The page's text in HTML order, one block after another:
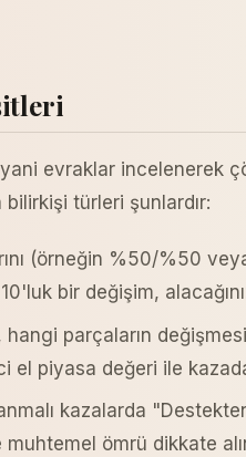
evraklar incelenerek
bilirkişi türleri şunlardır:
(örneğin %50/%50
bir değişim,
parçaların
el piyasa değeri ile
kazalarda
ömrü dikkate